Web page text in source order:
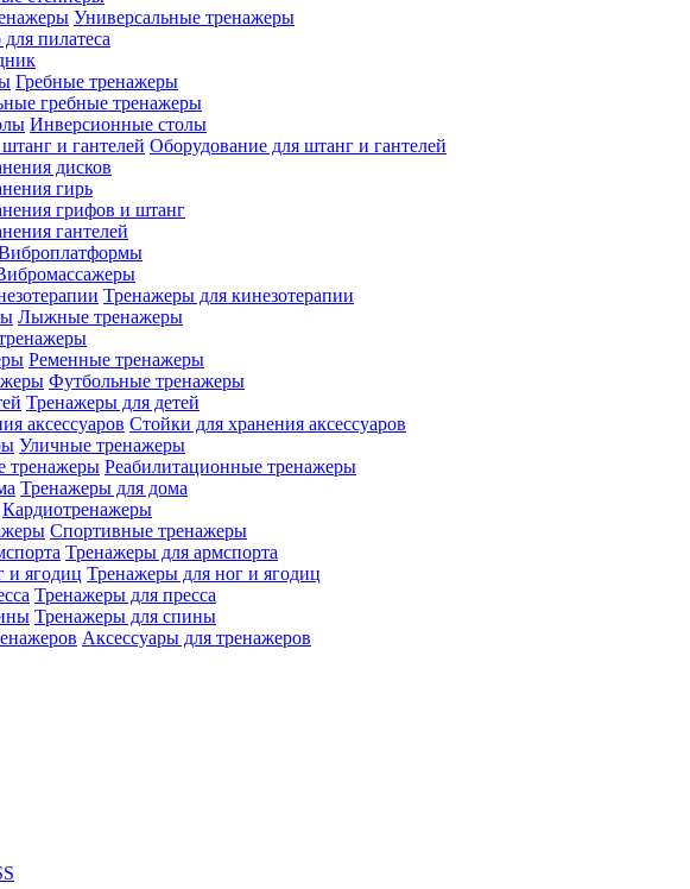
Универсальные тренажеры
пилатеса
Гребные тренажеры
гребные тренажеры
Инверсионные столы
Оборудование для штанг и гантелей
дисков
гирь
грифов и штанг
гантелей
Тренажеры для кинезотерапии
Лыжные тренажеры
Ременные тренажеры
Футбольные тренажеры
Тренажеры для детей
Стойки для хранения аксессуаров
Уличные тренажеры
Реабилитационные тренажеры
Тренажеры для дома
Кардиотренажеры
Спортивные тренажеры
Тренажеры для армспорта
Тренажеры для ног и ягодиц
Тренажеры для пресса
Тренажеры для спины
Аксессуары для тренажеров